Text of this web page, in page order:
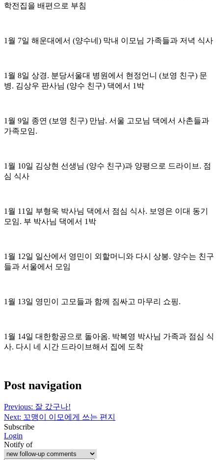
학전집을 배편으로 부침
1월 7일 해운대에서 (양수네) 막내 이모님 가족들과 저녁 식사
1월 8일 상경. 분당서울대 병원에서 현정언니 (보영 친구) 문
병. 김상우 판사님 (양수 친구) 댁에서 1박
1월 9일 종연 (보영 친구) 만남. 서울 고모님 댁에서 사촌들과
가족모임.
1월 10일 김상현 선생님 (양수 친구)과 양평으로 드라이브. 점
심 식사
1월 11일 부형욱 박사님 댁에서 점심 식사. 보영은 이대 동기
모임. 부 박사님 댁에서 1박
1월 12일 일산에서 영민이 외할머니와 다시 상봉. 양수는 친구
들과 서울에서 모임
1월 13일 영민이 고모들과 함께 짐싸고 마무리 쇼핑.
1월 14일 대한항공으로 돌아옴. 박복영 박사님 가족과 점심 식
사. 다시 네 시간 드라이브해서 집에 도착
Post navigation
Previous: 잘 갔구나!
Next: 꼬맹이 이모에게 쓰는 편지
Subscribe
Login
Notify of